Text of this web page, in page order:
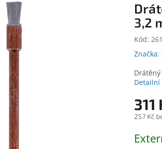
3,2
Kód:
Značka:
311
257 Kč
cena: